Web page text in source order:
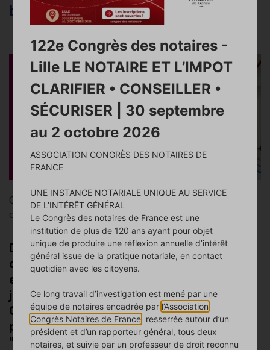
bricoleur »
Quelle est la responsabilité du vendeur « bricoleur » en cas
de malfaçons découvertes par son acquéreur ?
Depuis quelques années, nous constatons
que bon nombre de propriétaires réalisent
eux-mêmes certains travaux réservés
jusqu'alors aux professionnels du bâtiment.
Ce phénomène s'est amplifié à l'occasion du
premier confinement, qui a réveillé l'âme
"bricoleur" de certains propriétaires.
122e Congrès des notaires -
Lille LE NOTAIRE ET L’IMPOT
CLARIFIER • CONSEILLER •
SÉCURISER | 30 septembre
au 2 octobre 2026
ASSOCIATION CONGRÈS DES NOTAIRES DE
FRANCE
UNE INSTANCE NOTARIALE UNIQUE AU SERVICE
DE L’INTÉRÊT GÉNÉRAL
Le Congrès des notaires de France est une
institution de plus de 120 ans ayant pour objet
unique de produire une réflexion annuelle d’intérêt
général issue de la pratique notariale, en contact
quotidien avec les citoyens.
Ce long travail d’investigation est mené par une
équipe de notaires encadrée par l’Association
Congrès Notaires de France , resserrée autour d’un
président et d’un rapporteur général, tous deux
notaires, et suivie par un professeur de droit reconnu